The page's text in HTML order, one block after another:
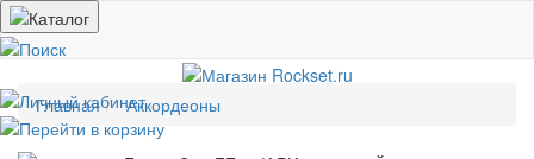
Главная Аккордеоны